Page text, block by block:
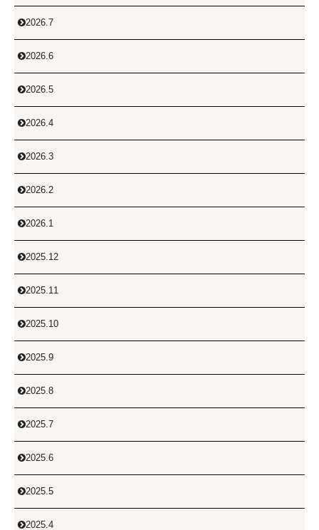
2026.7
2026.6
2026.5
2026.4
2026.3
2026.2
2026.1
2025.12
2025.11
2025.10
2025.9
2025.8
2025.7
2025.6
2025.5
2025.4